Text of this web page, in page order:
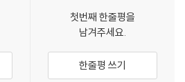
원지를 향한 여정이 시작된다. 흉노, 선비,
북방과 중원의 충돌은 동아시아 역사의 골
지나 도착한 탁발선비의 땅 알선동은 제국
첫번째 한줄평을
남겨주세요.
한줄평 쓰기